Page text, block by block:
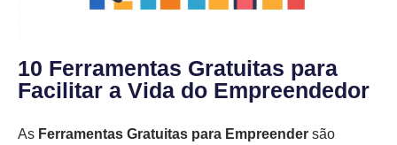
10 Ferramentas Gratuitas para
Facilitar a Vida do Empreendedor
As Ferramentas Gratuitas para Empreender são